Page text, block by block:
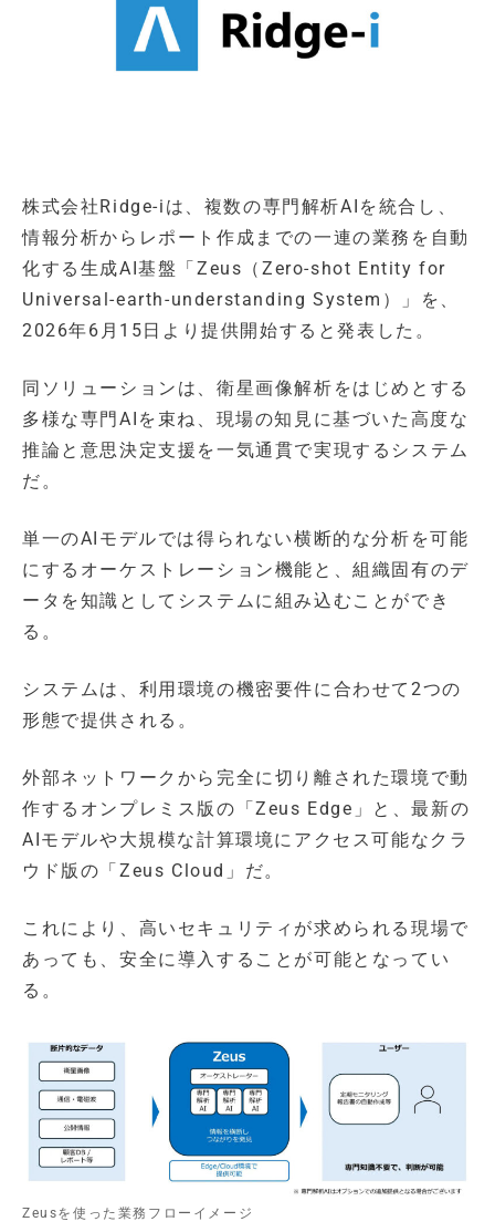
株式会社Ridge-iは、複数の専門解析AIを統合し、
情報分析からレポート作成までの一連の業務を自動
化する生成AI基盤「Zeus（Zero-shot Entity for
Universal-earth-understanding System）」を、
2026年6月15日より提供開始すると発表した。
同ソリューションは、衛星画像解析をはじめとする
多様な専門AIを束ね、現場の知見に基づいた高度な
推論と意思決定支援を一気通貫で実現するシステム
だ。
単一のAIモデルでは得られない横断的な分析を可能
にするオーケストレーション機能と、組織固有のデ
ータを知識としてシステムに組み込むことができ
る。
システムは、利用環境の機密要件に合わせて2つの
形態で提供される。
外部ネットワークから完全に切り離された環境で動
作するオンプレミス版の「Zeus Edge」と、最新の
AIモデルや大規模な計算環境にアクセス可能なクラ
ウド版の「Zeus Cloud」だ。
これにより、高いセキュリティが求められる現場で
あっても、安全に導入することが可能となってい
る。
Zeusを使った業務フローイメージ